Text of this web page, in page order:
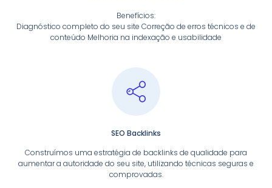
Benefícios:
Diagnóstico completo do seu site Correção de erros técnicos e de
conteúdo Melhoria na indexação e usabilidade
SEO Backlinks
Construímos uma estratégia de backlinks de qualidade para
aumentar a autoridade do seu site, utilizando técnicas seguras e
comprovadas.